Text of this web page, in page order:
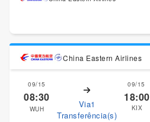
China Eastern Airlines
09/15
08:30
WUH
Via1
Transferência(s)
09/15
18:00
KIX